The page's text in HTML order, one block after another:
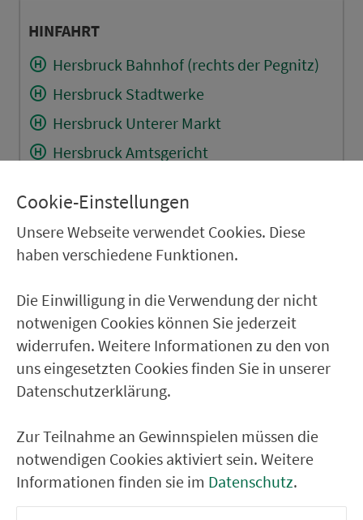
HINFAHRT
Hersbruck Bahnhof (rechts der Pegnitz)
Hersbruck Stadtwerke
Hersbruck Unterer Markt
Hersbruck Amtsgericht
Hersbruck Happurger Str.
Hersbruck Eichelgasse
Hersbruck (Bahnhof links der Pegnitz)
Hersbruck Ostbahnstr.
Hersbruck AOK-Bildungszentr.
Weiher (b. Hersbruck)
Hersbruck Seidelbaststr.
Hersbruck Lupinenstr.
Hersbruck Im Bärnwinkel
Cookie-Einstellungen
Unsere Webseite verwendet Cookies. Diese
haben verschiedene Funktionen.
Die Einwilligung in die Verwendung der nicht
notwenigen Cookies können Sie jederzeit
widerrufen. Weitere Informationen zu den von
uns eingesetzten Cookies finden Sie in unserer
Datenschutzerklärung.
Zur Teilnahme an Gewinnspielen müssen die
notwendigen Cookies aktiviert sein. Weitere
Informationen finden sie im Datenschutz.